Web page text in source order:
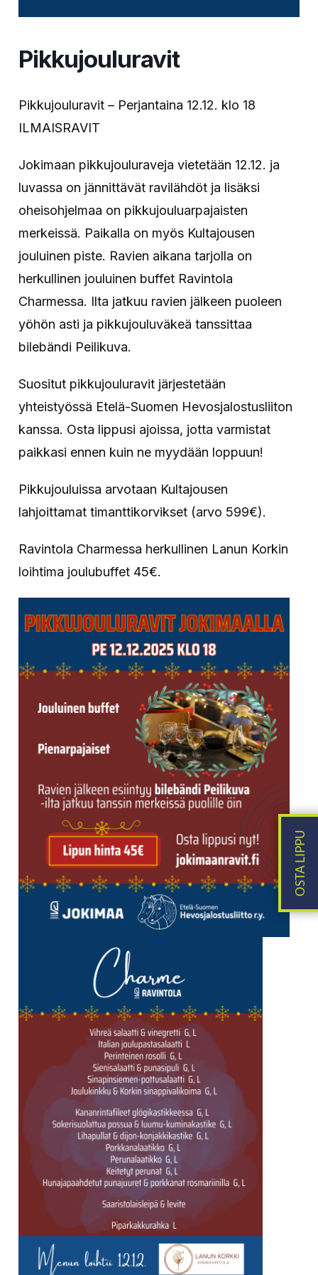
Pikkujouluravit
Pikkujouluravit – Perjantaina 12.12. klo 18
ILMAISRAVIT
Jokimaan pikkujouluraveja vietetään 12.12. ja
luvassa on jännittävät ravilähdöt ja lisäksi
oheisohjelmaa on pikkujouluarpajaisten
merkeissä. Paikalla on myös Kultajousen
jouluinen piste. Ravien aikana tarjolla on
herkullinen jouluinen buffet Ravintola
Charmessa. Ilta jatkuu ravien jälkeen puoleen
yöhön asti ja pikkujouluväkeä tanssittaa
bilebändi Peilikuva.
Suositut pikkujouluravit järjestetään
yhteistyössä Etelä-Suomen Hevosjalostusliiton
kanssa. Osta lippusi ajoissa, jotta varmistat
paikkasi ennen kuin ne myydään loppuun!
Pikkujouluissa arvotaan Kultajousen
lahjoittamat timanttikorvikset (arvo 599€).
Ravintola Charmessa herkullinen Lanun Korkin
loihtima joulubuffet 45€.